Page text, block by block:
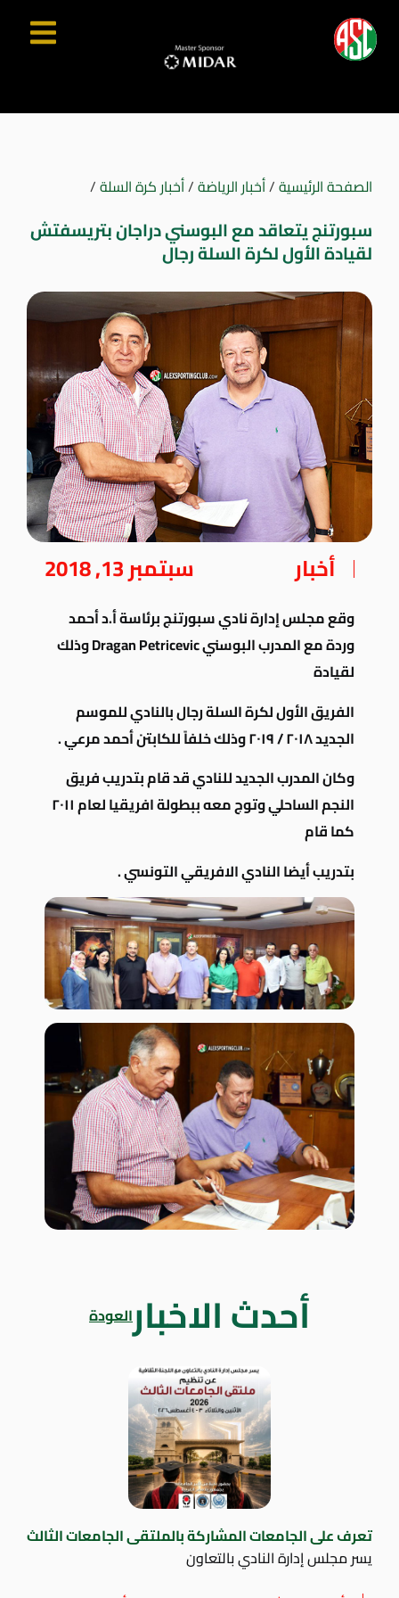
الصفحة الرئيسية/أخبار الرياضة/أخبار كرة السلة/
سبورتنج يتعاقد مع البوسني دراجان بتريسفتش
لقيادة الأول لكرة السلة رجال
أخبار سبتمبر 13, 2018
وقع مجلس إدارة نادي سبورتنج برئاسة أ.د أحمد
وردة مع المدرب البوسني Dragan Petricevic وذلك
لقيادة
الفريق الأول لكرةالسلة رجالبالنادي للموسم
الجديد ٢٠١٨ / ٢٠١٩ وذلك خلفاً للكابتن أحمد مرعي .
وكان المدرب الجديد للنادي قد قام بتدريب فريق
النجم الساحلي وتوج معه ببطولة افريقيا لعام ٢٠١١
كما قام
بتدريبأيضا الناديالافريقي التونسي .
أحدث الاخبارالعودة
تعرف على الجامعات المشاركة بالملتقى الجامعات الثالث
يسر مجلس إدارة النادي بالتعاون